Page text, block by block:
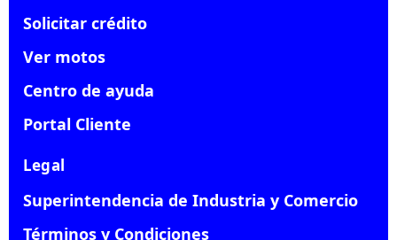
Solicitar crédito
Ver motos
Centro de ayuda
Portal Cliente
Legal
Superintendencia de Industria y Comercio
Términos y Condiciones